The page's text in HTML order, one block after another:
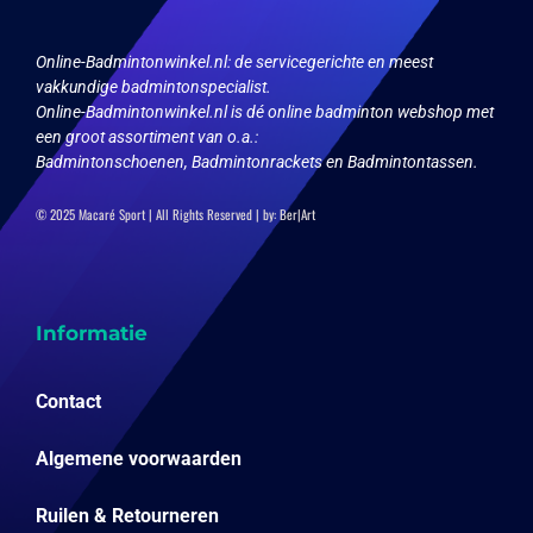
productpagina
Online-Badmintonwinkel.nl:de servicegerichte en meest
vakkundige badmintonspecialist.
Online-Badmintonwinkel.nl is dé online badminton webshop met
een groot assortiment van o.a.:
Badmintonschoenen, Badmintonrackets en Badmintontassen.
© 2025 Macaré Sport | All Rights Reserved | by:Ber|Art
Informatie
Contact
Algemene voorwaarden
Ruilen & Retourneren